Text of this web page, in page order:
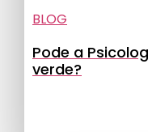
BLOG
Pode a
verde?